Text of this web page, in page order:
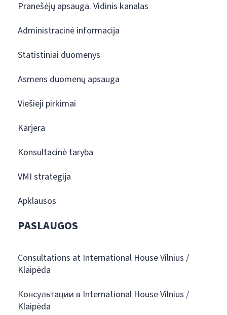
Pranešėjų apsauga. Vidinis kanalas
Administracinė informacija
Statistiniai duomenys
Asmens duomenų apsauga
Viešieji pirkimai
Karjera
Konsultacinė taryba
VMI strategija
Apklausos
PASLAUGOS
Consultations at International House Vilnius /
Klaipėda
Консультации в International House Vilnius /
Klaipėda